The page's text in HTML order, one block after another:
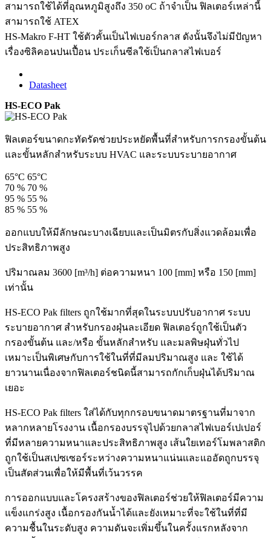
สามารถใช้ได้ที่อุณหภูมิสูงถึง 350 oC ถ้าจำเป็น ฟิลเตอร์เหล่านี้
สามารถใช้ ATEX
HS-Makro F-HT ใช้ตัวคั้นเป็นไฟเบอร์กลาส ดังนั้นจึงไม่มีปัญหา
เรื่องซิลิคอนปนเปื้อน ประเก็นซีลใช้เป็นกลาสไฟเบอร์
Datasheet
HS-ECO Pak
ฟิลเตอร์ขนาดกะทัดรัดช่วยประหยัดพื้นที่สำหรับการกรองขั้นต้น
และขั้นหลักสำหรับระบบ HVAC และระบบระบายอากาศ
65°C 65°C
70 % 70 %
95 % 55 %
85 % 55 %
ออกแบบให้มีลักษณะบางเฉียบและเป็นมิตรกับสิ่งแวดล้อมเพื่อ
ประสิทธิภาพสูง
ปริมาณลม 3600 [m³/h] ต่อความหนา 100 [mm] หรือ 150 [mm]
เท่านั้น
HS-ECO Pak filters ถูกใช้มากที่สุดในระบบปรับอากาศ ระบบ
ระบายอากาศ สำหรับกรองฝุ่นละเอียด ฟิลเตอร์ถูกใช้เป็นตัว
กรองขั้นต้น และ/หรือ ขั้นหลักสำหรับ และมลพิษฝุ่นทั่วไป
เหมาะเป็นพิเศษกับการใช้ในที่ที่มีลมปริมาณสูง และ ใช้ได้
ยาวนานเนื่องจากฟิลเตอร์ชนิดนี้สามารถกักเก็บฝุ่นได้ปริมาณ
เยอะ
HS-ECO Pak filters ใส่ได้กับทุกกรอบขนาดมาตรฐานที่มาจาก
หลากหลายโรงงาน เนื้อกรองบรรจุไปด้วยกลาสไฟเบอร์เปเปอร์
ที่มีหลายความหนาและประสิทธิภาพสูง เส้นใยเทอร์โมพลาสติก
ถูกใช้เป็นสเปซเซอร์ระหว่างความหนาแน่นและแออัดถูกบรรจุ
เป็นสัดส่วนเพื่อให้มีพื้นที่เว้นวรรค
การออกแบบและโครงสร้างของฟิลเตอร์ช่วยให้ฟิลเตอร์มีความ
แข็งแกร่งสูง เนื้อกรองกันน้ำได้และยังเหมาะที่จะใช้ในที่ที่มี
ความชื้นในระดับสูง ความดันจะเพิ่มขึ้นในครั้งแรกหลังจาก